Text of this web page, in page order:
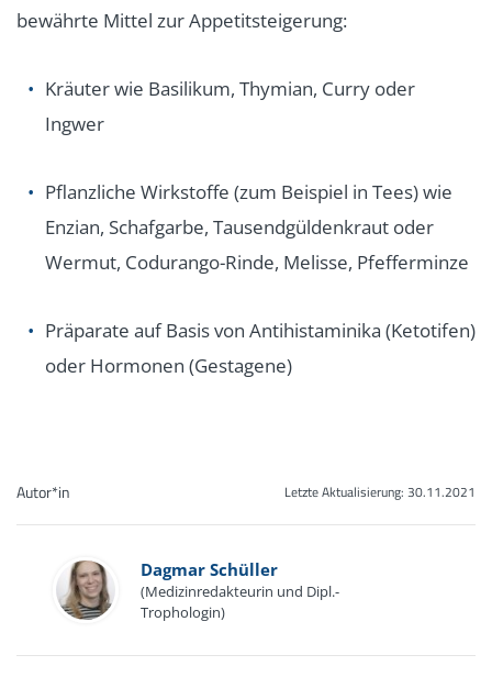
bewährte Mittel zur Appetitsteigerung:
Kräuter wie Basilikum, Thymian, Curry oder
Ingwer
Pflanzliche Wirkstoffe (zum Beispiel in Tees) wie
Enzian, Schafgarbe, Tausendgüldenkraut oder
Wermut, Codurango-Rinde, Melisse, Pfefferminze
Präparate auf Basis von Antihistaminika (Ketotifen)
oder Hormonen (Gestagene)
Letzte Aktualisierung: 30.11.2021
Autor*in
Dagmar Schüller
(Medizinredakteurin und Dipl.-
Trophologin)